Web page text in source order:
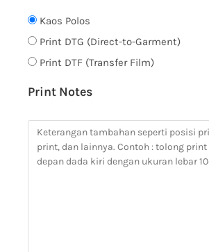
Kaos Polos
Print DTG (Direct-to-Garment)
Print DTF (Transfer Film)
Print Notes